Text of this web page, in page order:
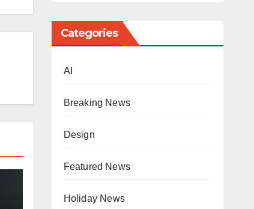
Categories
AI
Breaking News
Design
Featured News
Holiday News